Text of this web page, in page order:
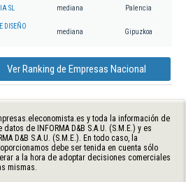
SL mediana Palencia
DISEÑO
mediana Gipuzkoa
Ver Ranking de Empresas Nacional
y toda la información de
de INFORMA D&B S.A.U. (S.M.E.) y es
D&B S.A.U. (S.M.E.). En todo caso, la
debe ser tenida en cuenta sólo
a la hora de adoptar decisiones comerciales
mismas.